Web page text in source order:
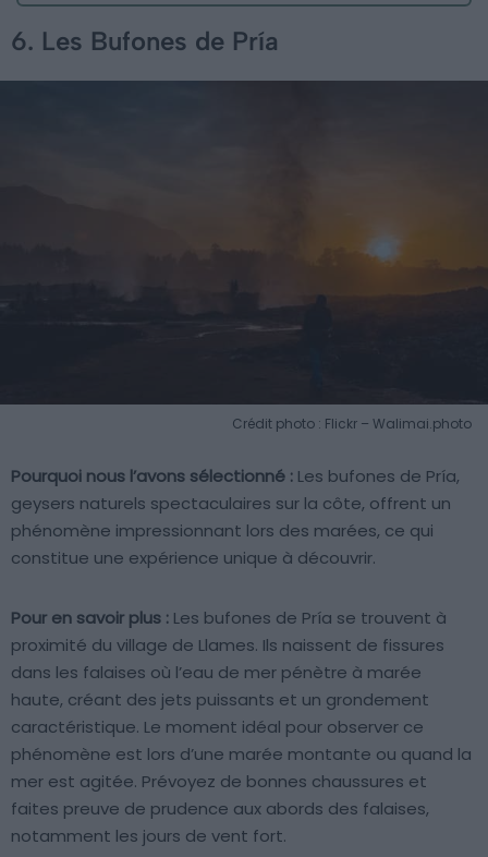
6. Les Bufones de Pría
Crédit photo : Flickr – Walimai.photo
Pourquoi nous l’avons sélectionné : Les bufones de Pría,
geysers naturels spectaculaires sur la côte, offrent un
phénomène impressionnant lors des marées, ce qui
constitue une expérience unique à découvrir.
Pour en savoir plus : Les bufones de Pría se trouvent à
proximité du village de Llames. Ils naissent de fissures
dans les falaises où l’eau de mer pénètre à marée
haute, créant des jets puissants et un grondement
caractéristique. Le moment idéal pour observer ce
phénomène est lors d’une marée montante ou quand la
mer est agitée. Prévoyez de bonnes chaussures et
faites preuve de prudence aux abords des falaises,
notamment les jours de vent fort.